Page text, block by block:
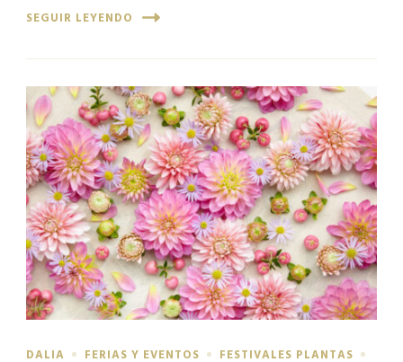
SEGUIR LEYENDO
DALIA FERIAS Y EVENTOS
FESTIVALES PLANTAS